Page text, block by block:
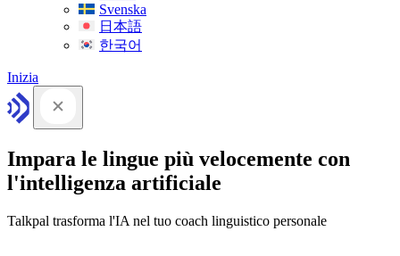
Svenska
日本語
한국어
Inizia
Impara le lingue più velocemente con
l'intelligenza artificiale
Talkpal trasforma l'IA nel tuo coach linguistico personale